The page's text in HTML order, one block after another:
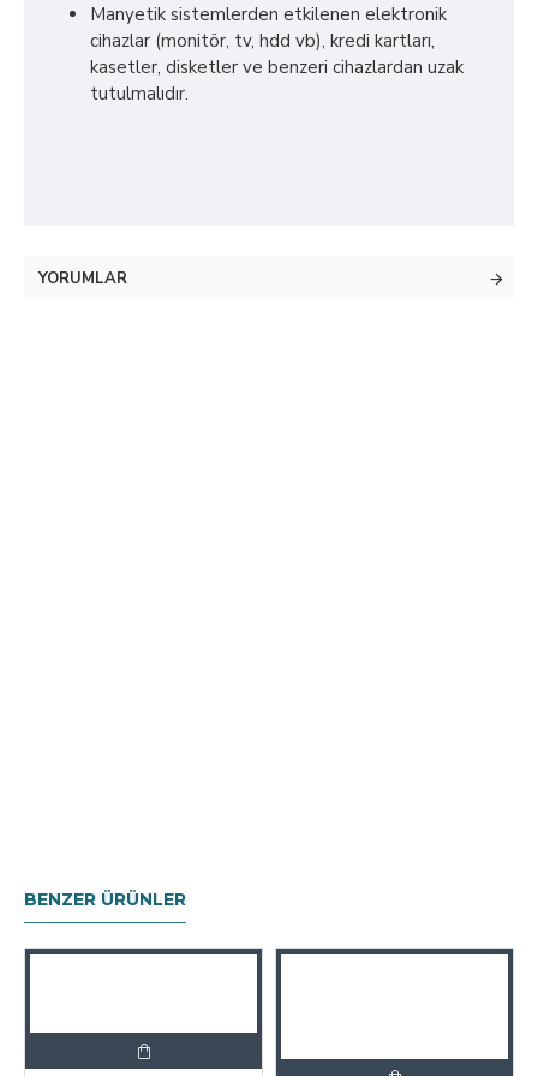
Manyetik sistemlerden etkilenen elektronik
cihazlar (monitör, tv, hdd vb), kredi kartları,
kasetler, disketler ve benzeri cihazlardan uzak
tutulmalıdır.
YORUMLAR
BENZER ÜRÜNLER